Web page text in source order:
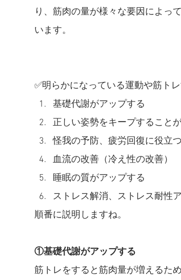
り、筋肉の量が様々な要因によっ
います。
✅明らかになっている運動や筋ト
基礎代謝がアップする
正しい姿勢をキープすること
怪我の予防、疲労回復に役立つ
血流の改善（冷え性の改善）
睡眠の質がアップする
ストレス解消、ストレス耐性
順番に説明しますね。
①基礎代謝がアップする
筋トレをすると筋肉量が増えるた